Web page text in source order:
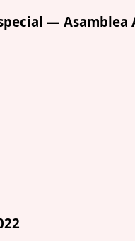
— Asamblea